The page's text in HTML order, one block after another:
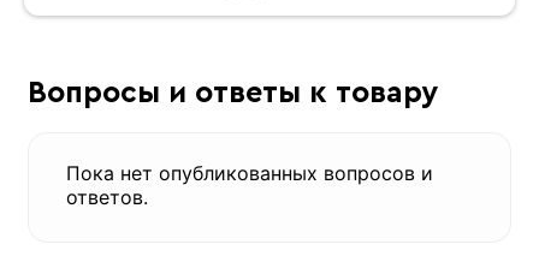
Вопросы и ответы к товару
Пока нет опубликованных вопросов и
ответов.